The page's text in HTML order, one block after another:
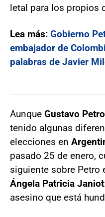
letal para los propios
Lea más: Gobierno
embajador de
palabras de Javier
Aunque Gustavo Petro
tenido algunas
elecciones en
pasado 25 de enero,
siguiente sobre Petro
Ángela Patricia Janiot
asesino que está